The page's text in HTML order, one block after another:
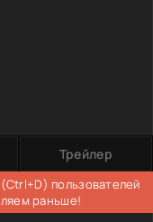
Трейлер
(Ctrl+D) пользователей
раньше!